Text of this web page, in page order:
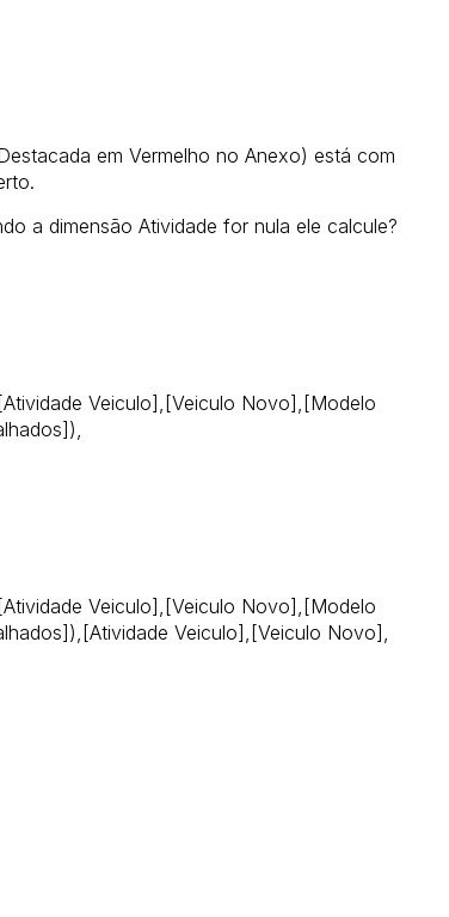
em Vermelho no Anexo) está com
a dimensão Atividade for nula ele calcule?
Veiculo],[Veiculo Novo],[Modelo
Veiculo],[Veiculo Novo],[Modelo
Veiculo],[Veiculo Novo],